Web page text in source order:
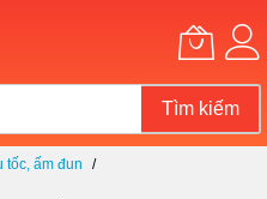
Tìm kiếm
tốc, ấm đun